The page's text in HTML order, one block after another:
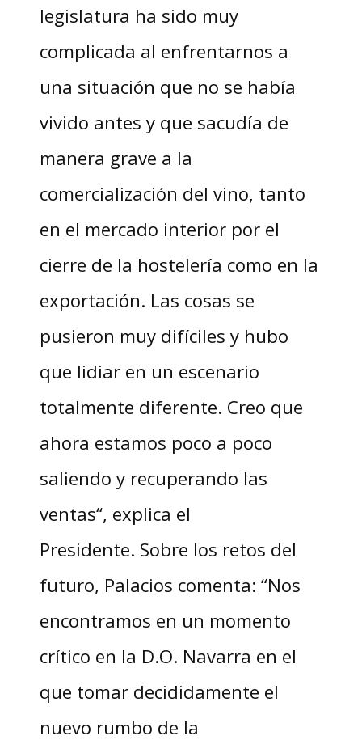
legislatura ha sido muy
complicada al enfrentarnos a
una situación que no se había
vivido antes y que sacudía de
manera grave a la
comercialización del vino, tanto
en el mercado interior por el
cierre de la hostelería como en la
exportación. Las cosas se
pusieron muy difíciles y hubo
que lidiar en un escenario
totalmente diferente. Creo que
ahora estamos poco a poco
saliendo y recuperando las
ventas“, explica el
Presidente. Sobre los retos del
futuro, Palacios comenta: “Nos
encontramos en un momento
crítico en la D.O. Navarra en el
que tomar decididamente el
nuevo rumbo de la